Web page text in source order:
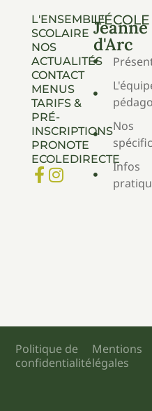
L'ENSEMBLE
SCOLAIRE
NOS
ACTUALITÉS
CONTACT
MENUS
TARIFS &
PRÉ-
INSCRIPTIONS
PRONOTE
ECOLEDIRECTE
L'ÉCOLE
Jeanne
d'Arc
Nos
Infos
Politique de
confidentialité
Mentions
légales